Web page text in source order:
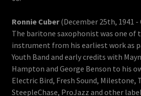
Ronnie Cuber(December 25th, 1941
The baritone saxophonist was one of
instrument from his earliest work as
Youth Band and early credits with
Hampton and George Benson to his
Electric Bird, Fresh Sound, Milestone,
SteepleChase, ProJazz and other